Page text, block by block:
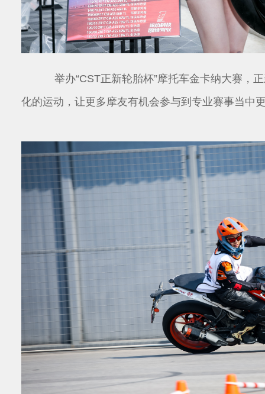
举办“CST正新轮胎杯”摩托车金卡纳大赛，
化的运动，让更多摩友有机会参与到专业赛事当中